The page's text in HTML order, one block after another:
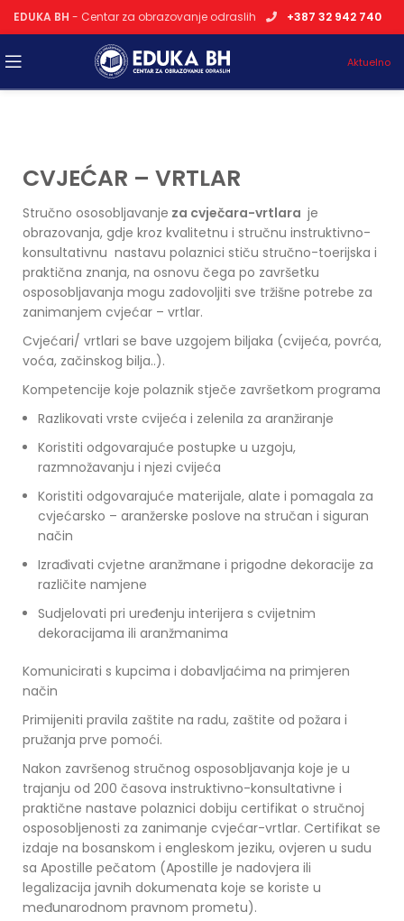
EDUKA BH - Centar za obrazovanje odraslih +387 32 942 740
Aktuelno
CVJEĆAR – VRTLAR
Stručno ososobljavanje za cvječara-vrtlara je
obrazovanja, gdje kroz kvalitetnu i stručnu instruktivno-
konsultativnu nastavu polaznici stiču stručno-toerijska i
praktična znanja, na osnovu čega po završetku
osposobljavanja mogu zadovoljiti sve tržišne potrebe za
zanimanjem cvjećar – vrtlar.
Cvjećari/ vrtlari se bave uzgojem biljaka (cvijeća, povrća,
voća, začinskog bilja..).
Kompetencije koje polaznik stječe završetkom programa
Razlikovati vrste cvijeća i zelenila za aranžiranje
Koristiti odgovarajuće postupke u uzgoju,
razmnožavanju i njezi cvijeća
Koristiti odgovarajuće materijale, alate i pomagala za
cvjećarsko – aranžerske poslove na stručan i siguran
način
Izrađivati cvjetne aranžmane i prigodne dekoracije za
različite namjene
Sudjelovati pri uređenju interijera s cvijetnim
dekoracijama ili aranžmanima
Komunicirati s kupcima i dobavljaćima na primjeren
način
Primijeniti pravila zaštite na radu, zaštite od požara i
pružanja prve pomoći.
Nakon završenog stručnog osposobljavanja koje je u
trajanju od 200 časova instruktivno-konsultativne i
praktične nastave polaznici dobiju certifikat o stručnoj
osposobljenosti za zanimanje cvjećar-vrtlar. Certifikat se
izdaje na bosanskom i engleskom jeziku, ovjeren u sudu
sa Apostille pečatom (Apostille je nadovjera ili
legalizacija javnih dokumenata koje se koriste u
međunarodnom pravnom prometu).